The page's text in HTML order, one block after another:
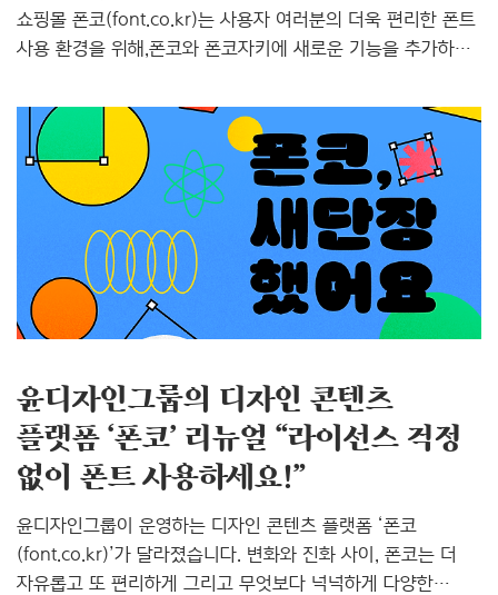
쇼핑몰 폰코(font.co.kr)는 사용자 여러분의 더욱 편리한 폰트
사용 환경을 위해,폰코와 폰코자키에 새로운 기능을 추가하고
폰코자키 앱 기능 업데이트와 폰코 메인 페이지를 새롭게
개선했습니다. 📌 업데이트 주요 내용 1. 폰코자키 앱 기능
추가 1) 동기화동기화 아이콘을 클릭하면 홈페이지의 최신
정보(업데이트 내용, 신규 구매 및 라이선스 정보 등)가 앱에
반영됩니다.2) 폰트 캐시 삭제설치한 폰트가 제대로 보이지
않거나, 업데이트한 폰트가 반영되지 않는 경우가 있으셨나요?
이제 ‘폰트 캐시 삭제’ 기능을 통해 간편하게 해결할 수
있습니다.폰트 캐시는 사용자가 설치한 폰트를 빠르게 ..
윤디자인그룹의 디자인 콘텐츠
플랫폼 ‘폰코’ 리뉴얼 “라이선스 걱정
없이 폰트 사용하세요!”
윤디자인그룹이 운영하는 디자인 콘텐츠 플랫폼 ‘폰코
(font.co.kr)’가 달라졌습니다. 변화와 진화 사이, 폰코는 더
자유롭고 또 편리하게 그리고 무엇보다 넉넉하게 다양한